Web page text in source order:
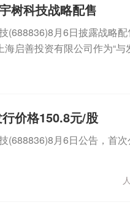
司、上海启善投资有限公
的大型企业或其下属企业
期为36个月，上海启善投
得发行人股份之日起36个
为准）。具体来看，
本次宇树科技发行战略配
具体来看，员工1号资管
者包括中层管理者、部门
；由中信证券资管设立的宇
万元，同比扭亏为盈。健
，拟10派0.49元。天
中标合同】三星电气：控股
公司获得约6.91亿元项目
回购股份。朗鸿科技：实
业：董事黄曲荣、财务总
长甲投资拟减持公司不超
树科技战略配售
(688836)8月6日披露战略
海启善投资有限公司作为“
限公司。
价格150.8元/股
(688836)8月6日公告，首